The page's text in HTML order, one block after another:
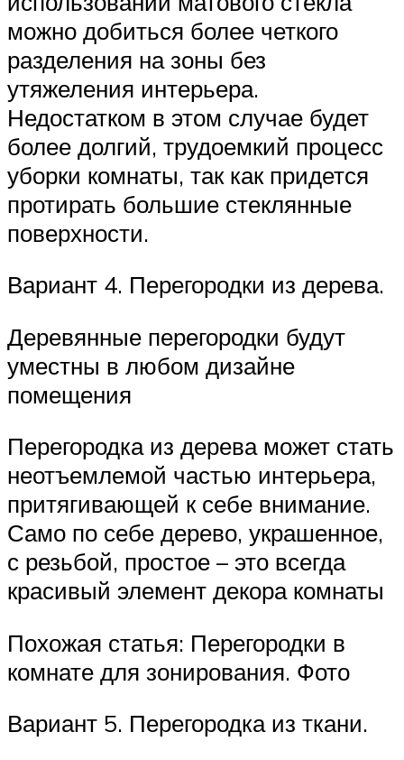
можно добиться более четкого
разделения на зоны без
утяжеления интерьера.
Недостатком в этом случае будет
более долгий, трудоемкий процесс
уборки комнаты, так как придется
протирать большие стеклянные
поверхности.
Вариант 4. Перегородки из дерева.
Деревянные перегородки будут
уместны в любом дизайне
помещения
Перегородка из дерева может стать
неотъемлемой частью интерьера,
притягивающей к себе внимание.
Само по себе дерево, украшенное,
с резьбой, простое – это всегда
красивый элемент декора комнаты
Похожая статья: Перегородки в
комнате для зонирования. Фото
Вариант 5. Перегородка из ткани.